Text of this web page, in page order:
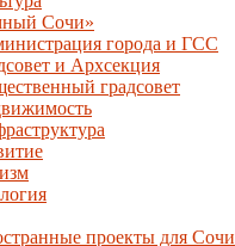
Сочи»
города и ГСС
и Архсекция
градсовет
проекты для Сочи